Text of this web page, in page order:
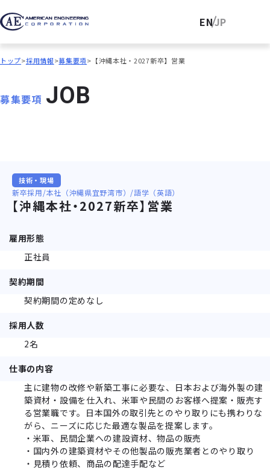
ENJP
トップ 採用情報 募集要項 【沖縄本社・2027新卒】営業
募集要項 JOB
技術・現場
新卒採用 本社（沖縄県宜野湾市） 語学（英語）
【沖縄本社・2027新卒】営業
雇用形態
正社員
契約期間
契約期間の定めなし
採用人数
2名
仕事の内容
主に建物の改修や新築工事に必要な、日本および海外製の建
築資材・設備を仕入れ、米軍や民間のお客様へ提案・販売す
る営業職です。日本国外の取引先とのやり取りにも携わりな
がら、ニーズに応じた最適な製品を提案します。
・米軍、民間企業への建設資材、物品の販売
・国内外の建築資材やその他製品の販売業者とのやり取り
・見積り依頼、商品の配達手配など